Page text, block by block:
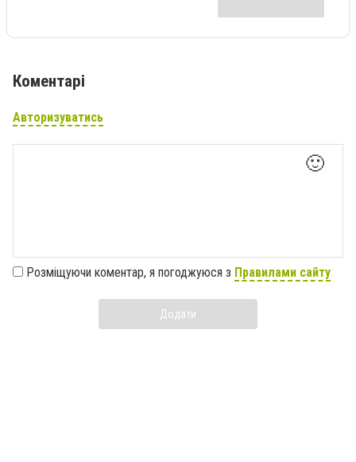
Коментарі
Авторизуватись
🙂
Розміщуючи коментар, я погоджуюся з Правилами сайту
Додати